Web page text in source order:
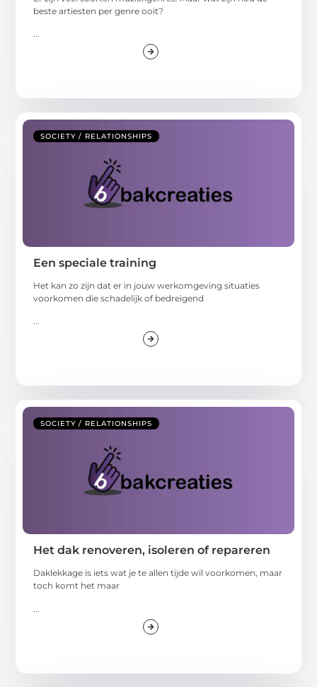
beste artiesten per genre ooit?
...
SOCIETY / RELATIONSHIPS
Een speciale training
Het kan zo zijn dat er in jouw werkomgeving situaties
voorkomen die schadelijk of bedreigend
...
SOCIETY / RELATIONSHIPS
Het dak renoveren, isoleren of repareren
Daklekkage is iets wat je te allen tijde wil voorkomen, maar
toch komt het maar